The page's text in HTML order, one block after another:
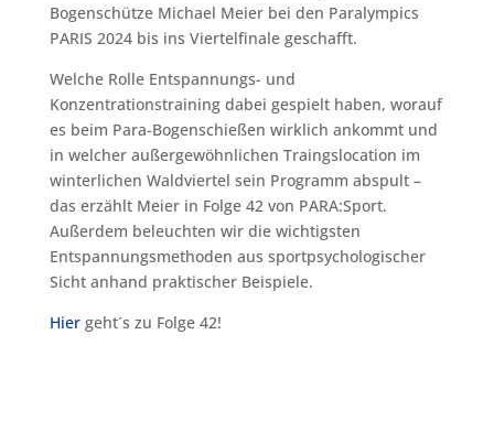
Bogenschütze Michael Meier bei den Paralympics
PARIS 2024 bis ins Viertelfinale geschafft.
Welche Rolle Entspannungs- und
Konzentrationstraining dabei gespielt haben, worauf
es beim Para-Bogenschießen wirklich ankommt und
in welcher außergewöhnlichen Traingslocation im
winterlichen Waldviertel sein Programm abspult –
das erzählt Meier in Folge 42 von PARA:Sport.
Außerdem beleuchten wir die wichtigsten
Entspannungsmethoden aus sportpsychologischer
Sicht anhand praktischer Beispiele.
Hiergeht´s zu Folge 42!